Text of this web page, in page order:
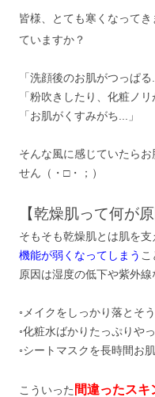
皆様、とても寒くなってき
ていますか？
「洗顔後のお肌がつっぱる
「粉吹きしたり、化粧ノ
「お肌がくすみがち...」
そんな風に感じていたら
せん（・□・；）
【乾燥肌って何が
そもそも乾燥肌とは肌を支
機能が弱くなってしまう
原因は湿度の低下や紫外
◦メイクをしっかり落とそ
◦化粧水ばかりたっぷりや
◦シートマスクを長時間お
こういった 間違ったスキ